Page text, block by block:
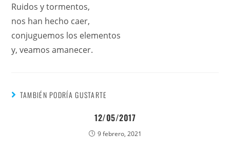
Ruidos y tormentos,
nos han hecho caer,
conjuguemos los elementos
y, veamos amanecer.
TAMBIÉN PODRÍA GUSTARTE
12/05/2017
9 febrero, 2021